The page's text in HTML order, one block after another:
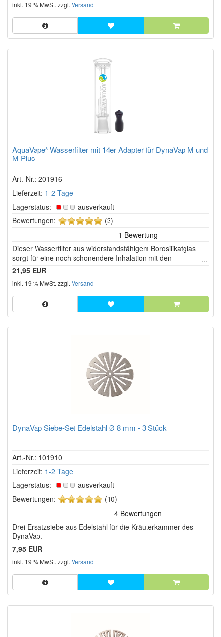
inkl. 19 % MwSt. zzgl. Versand
AquaVape³ Wasserfilter mit 14er Adapter für DynaVap M und
M Plus
Art.-Nr.: 201916
Lieferzeit: 1-2 Tage
Lagerstatus:
ausverkauft
Bewertungen:
5
Sternen!
(3)
Dieser Wasserfilter aus widerstandsfähigem Borosilikatglas
sorgt für eine noch schonendere Inhalation mit den
verschiedenen Vaporizern.
21,95 EUR
inkl. 19 % MwSt. zzgl. Versand
DynaVap Siebe-Set Edelstahl Ø 8 mm - 3 Stück
Art.-Nr.: 101910
Lieferzeit: 1-2 Tage
Lagerstatus:
ausverkauft
Bewertungen:
5
Sternen!
(10)
Drei Ersatzsiebe aus Edelstahl für die Kräuterkammer des
DynaVap.
7,95 EUR
inkl. 19 % MwSt. zzgl. Versand